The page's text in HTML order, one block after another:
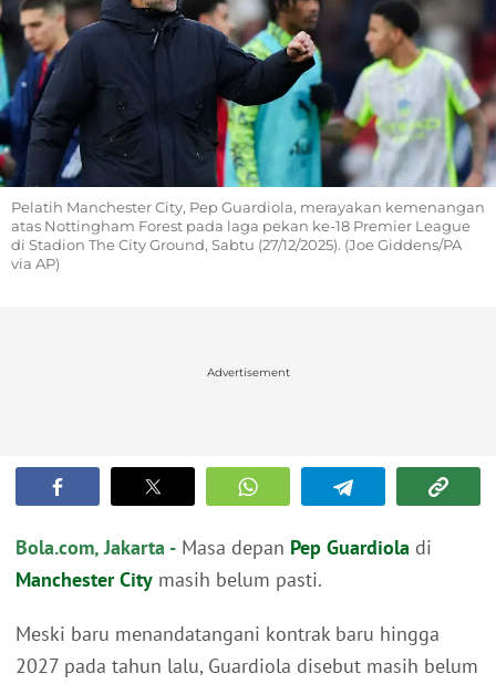
Pelatih Manchester City, Pep Guardiola, merayakan kemenangan
atas Nottingham Forest pada laga pekan ke-18 Premier League
di Stadion The City Ground, Sabtu (27/12/2025). (Joe Giddens/PA
via AP)
Advertisement
Bola.com, Jakarta - Masa depan Pep Guardiola di
Manchester City masih belum pasti.
Meski baru menandatangani kontrak baru hingga
2027 pada tahun lalu, Guardiola disebut masih belum